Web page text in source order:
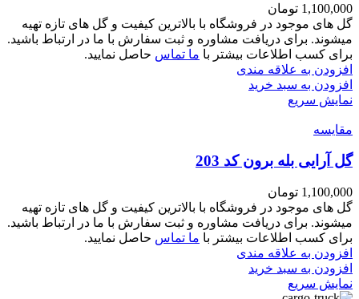
1,100,000 تومان
گل های موجود در فروشگاه با بالاترین کیفیت و گل های تازه تهیه
میشوند. برای دریافت مشاوره و ثبت سفارش با ما در ارتباط باشید.
برای کسب اطلاعات بیشتر با ما تماس حاصل نمایید.
افزودن به علاقه مندی
افزودن به سبد خرید
نمایش سریع
مقايسه
گل آرایی بله برون کد 203
1,100,000 تومان
گل های موجود در فروشگاه با بالاترین کیفیت و گل های تازه تهیه
میشوند. برای دریافت مشاوره و ثبت سفارش با ما در ارتباط باشید.
برای کسب اطلاعات بیشتر با ما تماس حاصل نمایید.
افزودن به علاقه مندی
افزودن به سبد خرید
نمایش سریع